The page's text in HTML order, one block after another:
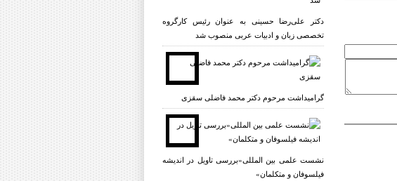
دکتر علی‌رضا حسینی به عنوان رئیس کارگروه
تخصصی زبان و ادبیات عربی منصوب شد
گرامیداشت مرحوم دکتر محمد فاضلی سقزی
نشست علمی بين المللى«بررسى تاویل در انديشه
فیلسوفان و متکلمان»